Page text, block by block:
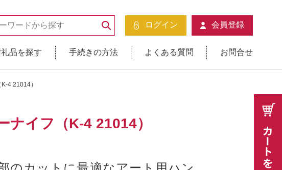
ログイン 会員登録
品を探す 手続きの方法 よくある質問 お問合せ
4 21014）
イフ（K-4 21014）